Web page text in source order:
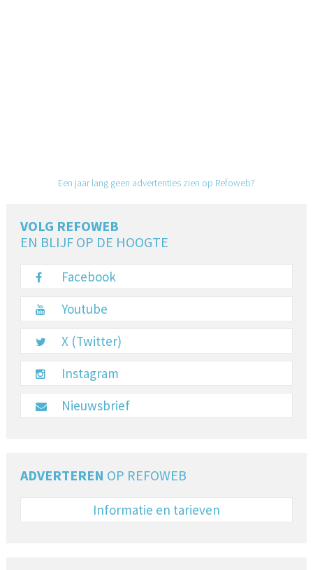
Een jaar lang geen advertenties zien op Refoweb?
VOLG REFOWEB
EN BLIJF OP DE HOOGTE
Facebook
Youtube
X (Twitter)
Instagram
Nieuwsbrief
ADVERTEREN OP REFOWEB
Informatie en tarieven